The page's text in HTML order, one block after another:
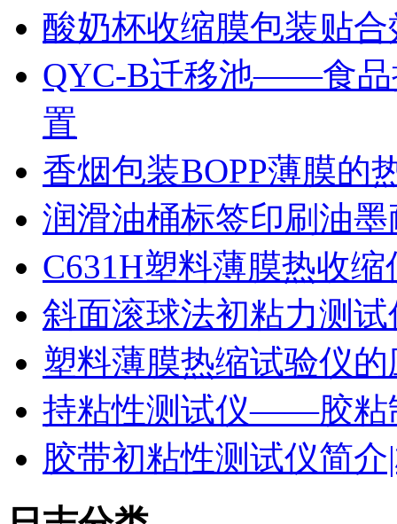
酸奶杯收缩膜包装贴
QYC-B迁移池——食品
置
香烟包装BOPP薄膜的
润滑油桶标签印刷油
C631H塑料薄膜热收
斜面滚球法初粘力测
塑料薄膜热缩试验仪
持粘性测试仪——胶粘
胶带初粘性测试仪简